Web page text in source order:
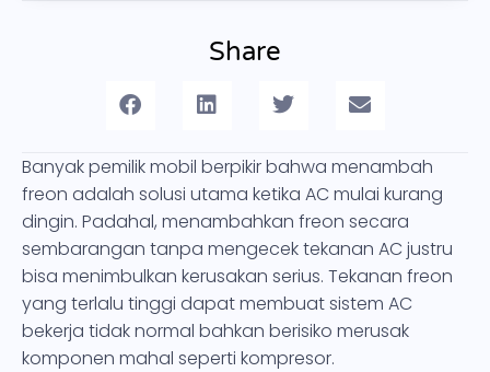
Share
Banyak pemilik mobil berpikir bahwa menambah
freon adalah solusi utama ketika AC mulai kurang
dingin. Padahal, menambahkan freon secara
sembarangan tanpa mengecek tekanan AC justru
bisa menimbulkan kerusakan serius. Tekanan freon
yang terlalu tinggi dapat membuat sistem AC
bekerja tidak normal bahkan berisiko merusak
komponen mahal seperti kompresor.